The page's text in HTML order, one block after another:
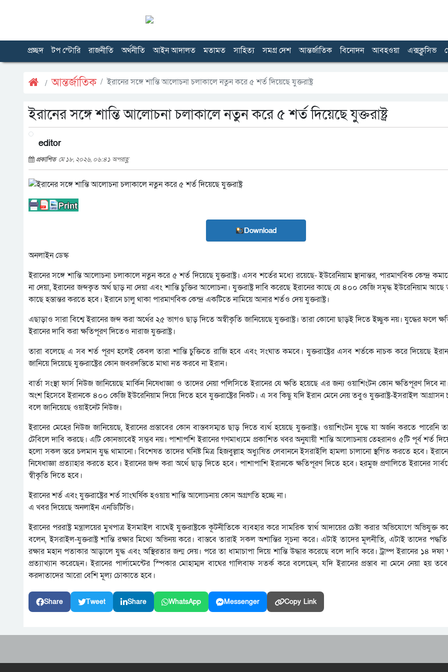
প্রচ্ছদ টপ স্টোরি রাজনীতি অর্থনীতি আইন আদালত মতামত সাহিত্য সমগ্র দেশ আন্তর্জাতিক বিনোদন আবহওয়া এক্সক্লুসিভ
আন্তর্জাতিক ইরানের সঙ্গে শান্তি আলোচনা চলাকালে নতুন করে ৫ শর্ত দিয়েছে যুক্তরাষ্ট্র
ইরানের সঙ্গে শান্তি আলোচনা চলাকালে নতুন করে ৫ শর্ত দিয়েছে যুক্তরাষ্ট্র
editor
প্রকাশিত মে ১৮, ২০২৬, ০৬:৪১ অপরাহ্ণ
Download
অনলাইন ডেস্ক
ইরানের সঙ্গে শান্তি আলোচনা চলাকালে নতুন করে ৫ শর্ত দিয়েছে যুক্তরাষ্ট্র। এসব শর্তের মধ্যে রয়েছে- ইউরেনিয়াম স্থানান্তর, পারমাণবিক কেন্দ্র
না দেয়া, ইরানের জব্দকৃত অর্থ ছাড় না দেয়া এবং শান্তি চুক্তির আলোচনা। যুক্তরাষ্ট্র দাবি করেছে ইরানের কাছে যে ৪০০ কেজি সমৃদ্ধ ইউরেনিয়াম আছে
কাছে হস্তান্তর করতে হবে। ইরানে চালু থাকা পারমাণবিক কেন্দ্র একটিতে নামিয়ে আনার শর্তও দেয় যুক্তরাষ্ট্র।
এছাড়াও সারা বিশ্বে ইরানের জব্দ করা অর্থের ২৫ ভাগও ছাড় দিতে অস্বীকৃতি জানিয়েছে যুক্তরাষ্ট্র। তারা কোনো ছাড়ই দিতে ইচ্ছুক নয়। যুদ্ধের ফলে
ইরানের দাবি করা ক্ষতিপূরণ দিতেও নারাজ যুক্তরাষ্ট্র।
তারা বলেছে এ সব শর্ত পূরণ হলেই কেবল তারা শান্তি চুক্তিতে রাজি হবে এবং সংঘাত কমবে। যুক্তরাষ্ট্রের এসব শর্তকে নাচক করে দিয়েছে
জানিয়ে দিয়েছে যুক্তরাষ্ট্রের কোন জবরদস্তিতে মাথা নত করবে না ইরান।
বার্তা সংস্থা ফার্স নিউজ জানিয়েছে মার্কিন নিষেধাজ্ঞা ও তাদের নেয়া পলিসিতে ইরানের যে ক্ষতি হয়েছে এর জন্য ওয়াশিংটন কোন ক্ষতিপূরণ দিবে
অংশ হিসেবে ইরানকে ৪০০ কেজি ইউরেনিয়াম দিয়ে দিতে হবে যুক্তরাষ্ট্রের নিকট। এ সব কিছু যদি ইরান মেনে নেয় তবুও যুক্তরাষ্ট্র-ইসরাইল আগ্রাসন
বলে জানিয়েছে ওয়াইনেট নিউজ।
ইরানের মেহের নিউজ জানিয়েছে, ইরানের প্রস্তাবের কোন বাস্তবসম্মত ছাড় দিতে ব্যর্থ হয়েছে যুক্তরাষ্ট্র। ওয়াশিংটন যুদ্ধে যা অর্জন করতে
টেবিলে দাবি করছে। এটি কোনভাবেই সম্ভব নয়। পাশাপশি ইরানের গণমাধ্যমে প্রকাশিত খবর অনুযায়ী শান্তি আলোচনায় তেহরানও ৫টি পূর্ব শর্ত
হলো সকল স্তরে চলমান যুদ্ধ থামানো। বিশেষত তাদের ঘনিষ্ট মিত্র হিজবুল্লাহ অধ্যুষিত লেবাননে ইসরাইলি হামলা চালানো স্থগিত করতে হবে।
নিষেধাজ্ঞা প্রত্যাহার করতে হবে। ইরানের জব্দ করা অর্থে ছাড় দিতে হবে। পাশাপাশি ইরানকে ক্ষতিপূরণ দিতে হবে। হরমুজ প্রণালিতে ইরানের
স্বীকৃতি দিতে হবে।
ইরানের শর্ত এবং যুক্তরাষ্ট্রের শর্ত সাংঘর্ষিক হওয়ায় শান্তি আলোচনায় কোন অগ্রগতি হচ্ছে না।
এ খবর দিয়েছে অনলাইন এনডিটিভি।
ইরানের পররাষ্ট্র মন্ত্রালয়ের মুখপাত্র ইসমাইল বাঘেই যুক্তরাষ্ট্রকে কূটনীতিকে ব্যবহার করে সামরিক স্বার্থ আদায়ের চেষ্টা করার অভিযোগে অভিযুক্ত
বলেন, ইসরাইল-যুক্তরাষ্ট্র শান্তি রক্ষার মিথ্যে অভিনয় করে। বাস্তবে তারাই সকল অশান্তির সূচনা করে। এটাই তাদের মূলনীতি, এটাই তাদের
রক্ষার মহান পতাকার আড়ালে যুদ্ধ এবং অস্থিরতার জন্ম দেয়। পরে তা ধামাচাপা দিয়ে শান্তি উদ্ধার করেছে বলে দাবি করে। ট্রাম্প ইরানের ১৪ দফা
প্রত্যাখ্যান করেছেন। ইরানের পার্লামেন্টের স্পিকার মোহাম্মদ বাঘের গালিবাফ সতর্ক করে বলেছেন, যদি ইরানের প্রস্তাব না মেনে নেয়া হয়
করদাতাদের আরো বেশি মূল্য চোকাতে হবে।
Share Tweet Share WhatsApp Messenger Copy Link